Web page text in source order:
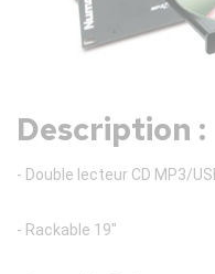
Description :
- Double lecteur CD MP3/
- Rackable 19"